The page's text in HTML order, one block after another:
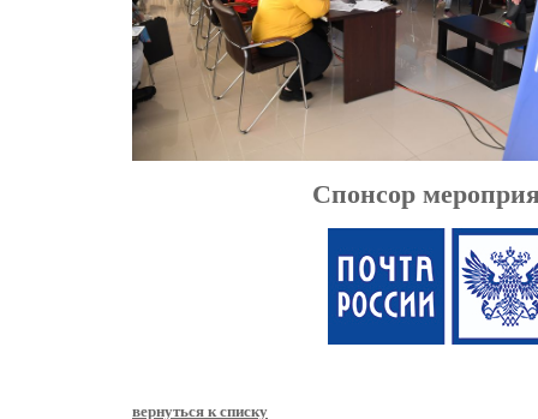
Спонсор
вернуться к списку